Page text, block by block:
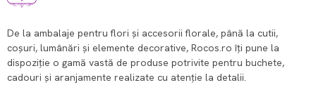
De la ambalaje pentru flori și accesorii florale, până la cutii,
coșuri, lumânări și elemente decorative, Rocos.ro îți pune la
dispoziție o gamă vastă de produse potrivite pentru buchete,
cadouri și aranjamente realizate cu atenție la detalii.